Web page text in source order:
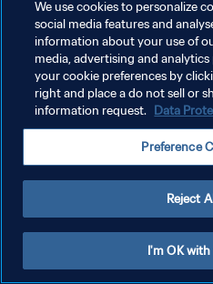
We use cookies to personalize
social media features and
information about your use of
media, advertising and
your cookie preferences by
right and place a do not sell or
information request. Data
Preference
Reject
I'm OK